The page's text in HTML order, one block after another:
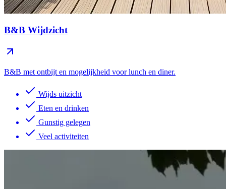
B&B Wijdzicht
B&B met ontbijt en mogelijkheid voor lunch en diner.
Wijds uitzicht
Eten en drinken
Gunstig gelegen
Veel activiteiten